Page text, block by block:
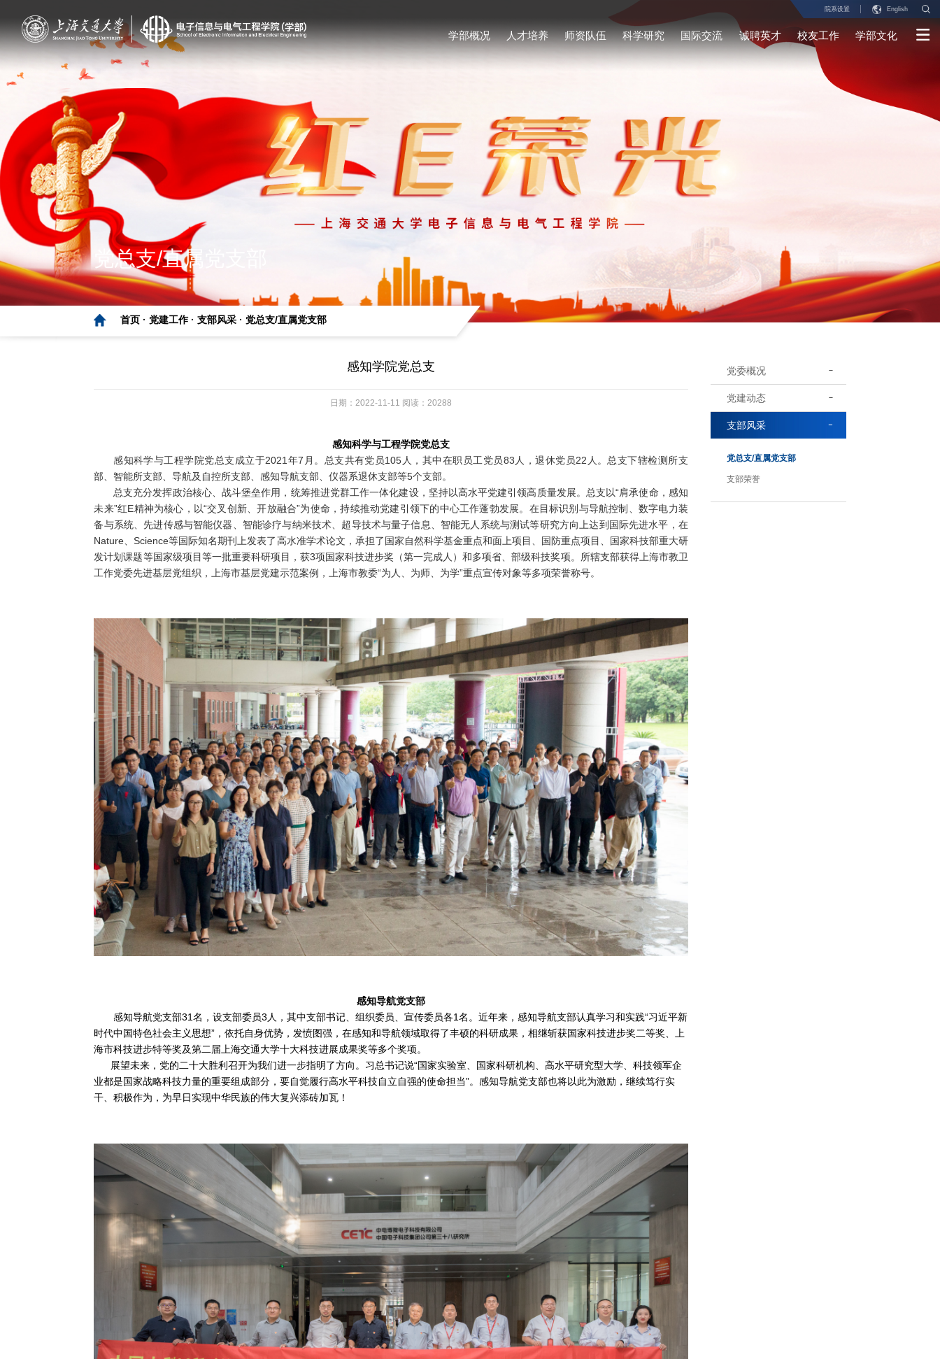
院系设置 English
学部概况 人才培养 师资队伍 科学研究 国际交流 诚聘英才 校友工作 学部文化
党总支/直属党支部
首页 · 党建工作 ·支部风采 · 党总支/直属党支部
党委概况
党建动态
支部风采
党总支/直属党支部
支部荣誉
感知学院党总支
日期：2022-11-11 阅读：20288
感知科学与工程学院党总支
感知科学与工程学院党总支成立于2021年7月。总支共有党员105人，其中在职员工党员83人，退休党员22人。总支下辖检测所支
部、智能所支部、导航及自控所支部、感知导航支部、仪器系退休支部等5个支部。
总支充分发挥政治核心、战斗堡垒作用，统筹推进党群工作一体化建设，坚持以高水平党建引领高质量发展。总支以“肩承使命，感知
未来”红E精神为核心，以“交叉创新、开放融合”为使命，持续推动党建引领下的中心工作蓬勃发展。在目标识别与导航控制、数字电力装
备与系统、先进传感与智能仪器、智能诊疗与纳米技术、超导技术与量子信息、智能无人系统与测试等研究方向上达到国际先进水平，在
Nature、Science等国际知名期刊上发表了高水准学术论文，承担了国家自然科学基金重点和面上项目、国防重点项目、国家科技部重大研
发计划课题等国家级项目等一批重要科研项目，获3项国家科技进步奖（第一完成人）和多项省、部级科技奖项。所辖支部获得上海市教卫
工作党委先进基层党组织，上海市基层党建示范案例，上海市教委“为人、为师、为学”重点宣传对象等多项荣誉称号。
感知导航党支部
感知导航党支部31名，设支部委员3人，其中支部书记、组织委员、宣传委员各1名。近年来，感知导航支部认真学习和实践“习近平新
时代中国特色社会主义思想”，依托自身优势，发愤图强，在感知和导航领域取得了丰硕的科研成果，相继斩获国家科技进步奖二等奖、上
海市科技进步特等奖及第二届上海交通大学十大科技进展成果奖等多个奖项。
展望未来，党的二十大胜利召开为我们进一步指明了方向。习总书记说“国家实验室、国家科研机构、高水平研究型大学、科技领军企
业都是国家战略科技力量的重要组成部分，要自觉履行高水平科技自立自强的使命担当”。感知导航党支部也将以此为激励，继续笃行实
干、积极作为，为早日实现中华民族的伟大复兴添砖加瓦！